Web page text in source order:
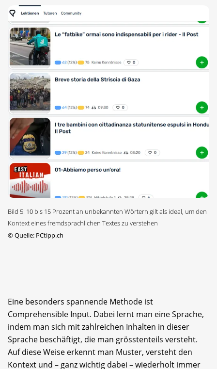
Bild 5: 10 bis 15 Prozent an unbekannten Wörtern gilt als ideal, um den
Kontext eines fremdsprachlichen Textes zu verstehen
©Quelle: PCtipp.ch
Eine besonders spannende Methode ist
Comprehensible Input. Dabei lernt man eine Sprache,
indem man sich mit zahlreichen Inhalten in dieser
Sprache beschäftigt, die man grösstenteils versteht.
Auf diese Weise erkennt man Muster, versteht den
Kontext und – ganz wichtig dabei – wiederholt immer